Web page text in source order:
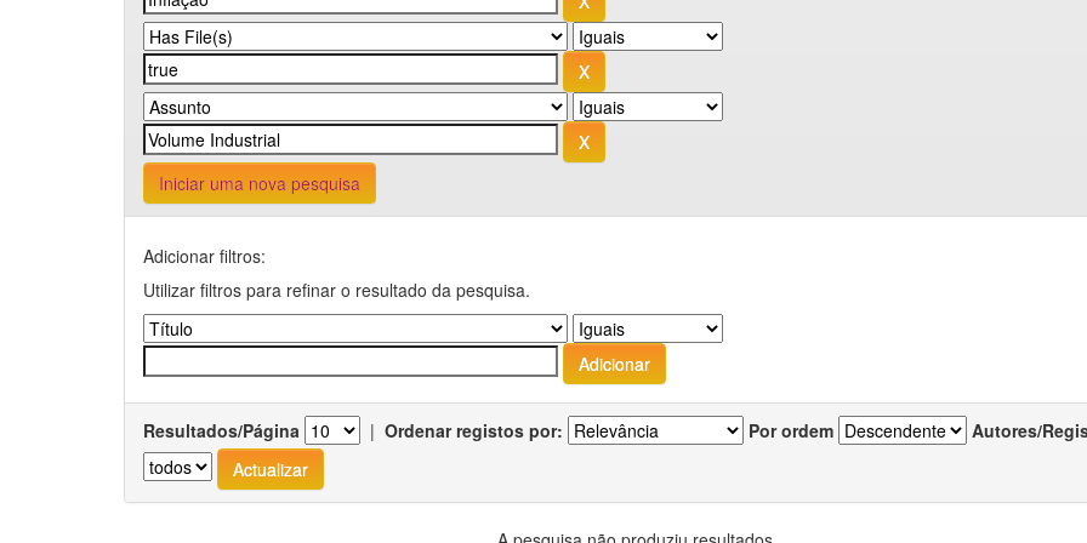
Iniciar uma nova pesquisa
Adicionar filtros:
Utilizar filtros para refinar o resultado da pesquisa.
Resultados/Página | Ordenar registos por: Por ordem Autores/